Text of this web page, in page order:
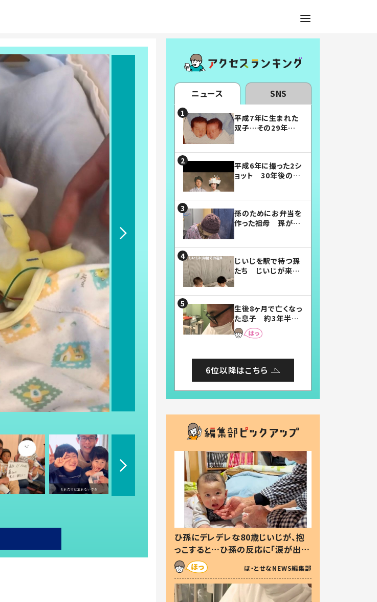
ニュース SNS
平成7年に生まれた
双子…その29年後
平成6年に撮った2シ
ョット 30年後の姿
孫のためにお弁当を
作った祖母 孫が絶
じいじを駅で待つ孫
たち じいじが来た
まらない」「幸せにな
れる」
生後8ヶ月で亡くなっ
た息子 約3年半
後、当時の妻の日記
に書いてあった本音
6位以降はこちら
ひ孫にデレデレな80歳じいじが、抱
っこすると…ひ孫の反応に「涙が出ま
した」「可愛くて仕方ない」
ほ・とせなNEWS編集部